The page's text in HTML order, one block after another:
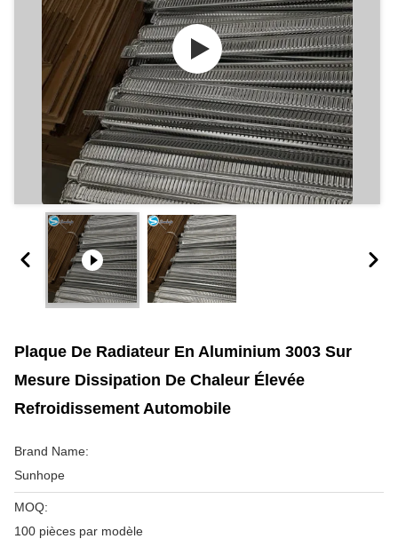
Plaque De Radiateur En Aluminium 3003 Sur
Mesure Dissipation De Chaleur Élevée
Refroidissement Automobile
Brand Name:
Sunhope
MOQ:
100 pièces par modèle